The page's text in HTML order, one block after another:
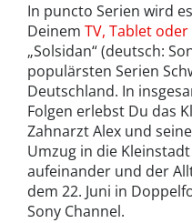
In puncto Serien wird
Deinem TV, Tablet
„Solsidan“ (deutsch:
populärsten Serien
Deutschland. In
Folgen erlebst Du das
Zahnarzt Alex und
Umzug in die
aufeinander und der
dem 22. Juni in
Sony Channel.